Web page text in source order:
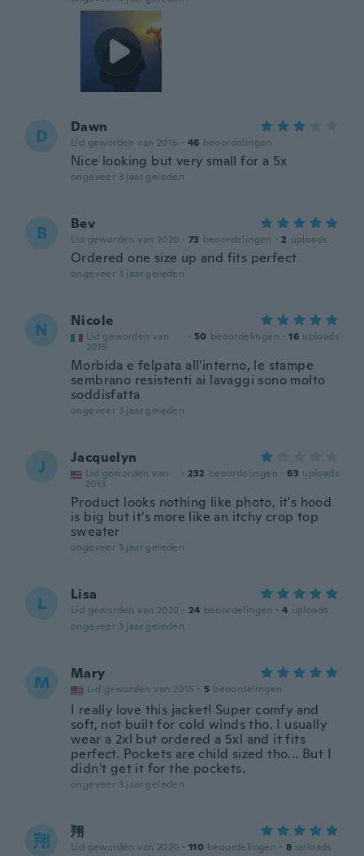
D Dawn
Lid geworden van 2016 · 46 beoordelingen
Nice looking but very small for a 5x
ongeveer 3 jaar geleden
B Bev
Lid geworden van 2020 · 73 beoordelingen · 2 uploads
Ordered one size up and fits perfect
ongeveer 3 jaar geleden
N Nicole
Lid geworden van
2015
· 50 beoordelingen · 16 uploads
Morbida e felpata all'interno, le stampe
sembrano resistenti ai lavaggi sono molto
soddisfatta
ongeveer 3 jaar geleden
J Jacquelyn
Lid geworden van
2013
· 232 beoordelingen · 63 uploads
Product looks nothing like photo, it's hood
is big but it's more like an itchy crop top
sweater
ongeveer 3 jaar geleden
L Lisa
Lid geworden van 2020 · 24 beoordelingen · 4 uploads
ongeveer 3 jaar geleden
M Mary
Lid geworden van 2015 · 5 beoordelingen
I really love this jacket! Super comfy and
soft, not built for cold winds tho. I usually
wear a 2xl but ordered a 5xl and it fits
perfect. Pockets are child sized tho... But I
didn't get it for the pockets.
ongeveer 3 jaar geleden
翔 翔
Lid geworden van 2020 · 110 beoordelingen · 8 uploads